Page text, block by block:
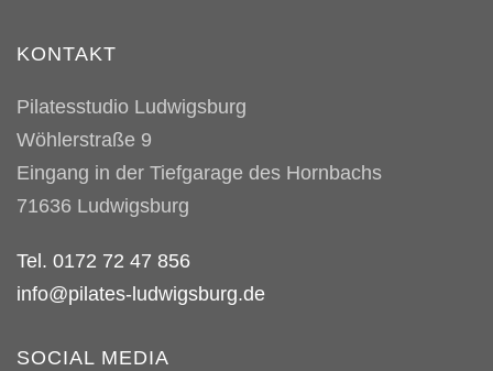
KONTAKT
Pilatesstudio Ludwigsburg
Wöhlerstraße 9
Eingang in der Tiefgarage des Hornbachs
71636 Ludwigsburg
Tel. 0172 72 47 856
info@pilates-ludwigsburg.de
SOCIAL MEDIA